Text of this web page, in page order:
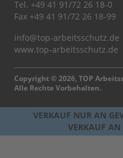
Tel. +49 41 91/72 26 18-0
Fax +49 41 91/72 26 18-99
info@top-arbeitsschutz.de
www.top-arbeitsschutz.de
Copyright © 2026, TOP
Alle Rechte Vorbehalten.
VERKAUF NUR AN
VERKAUF AN